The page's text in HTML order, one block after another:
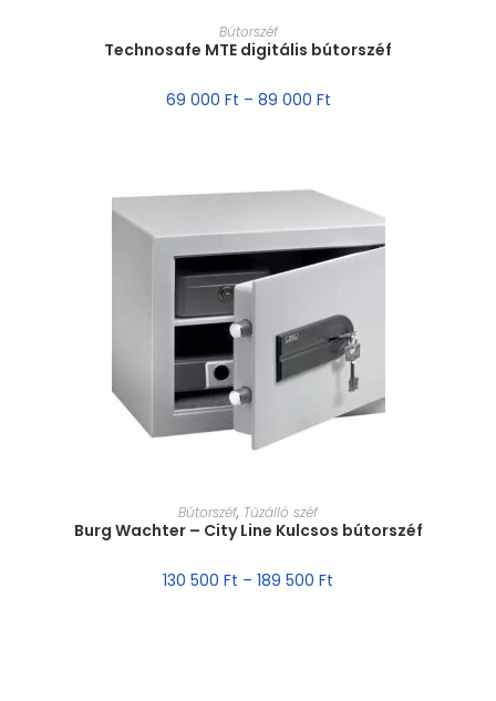
MÉRET VÁLASZTÁSA
Bútorszéf
Technosafe MTE digitális bútorszéf
69 000 Ft – 89 000 Ft
MÉRET VÁLASZTÁSA
Bútorszéf, Tűzálló széf
Burg Wachter – City Line Kulcsos bútorszéf
130 500 Ft – 189 500 Ft